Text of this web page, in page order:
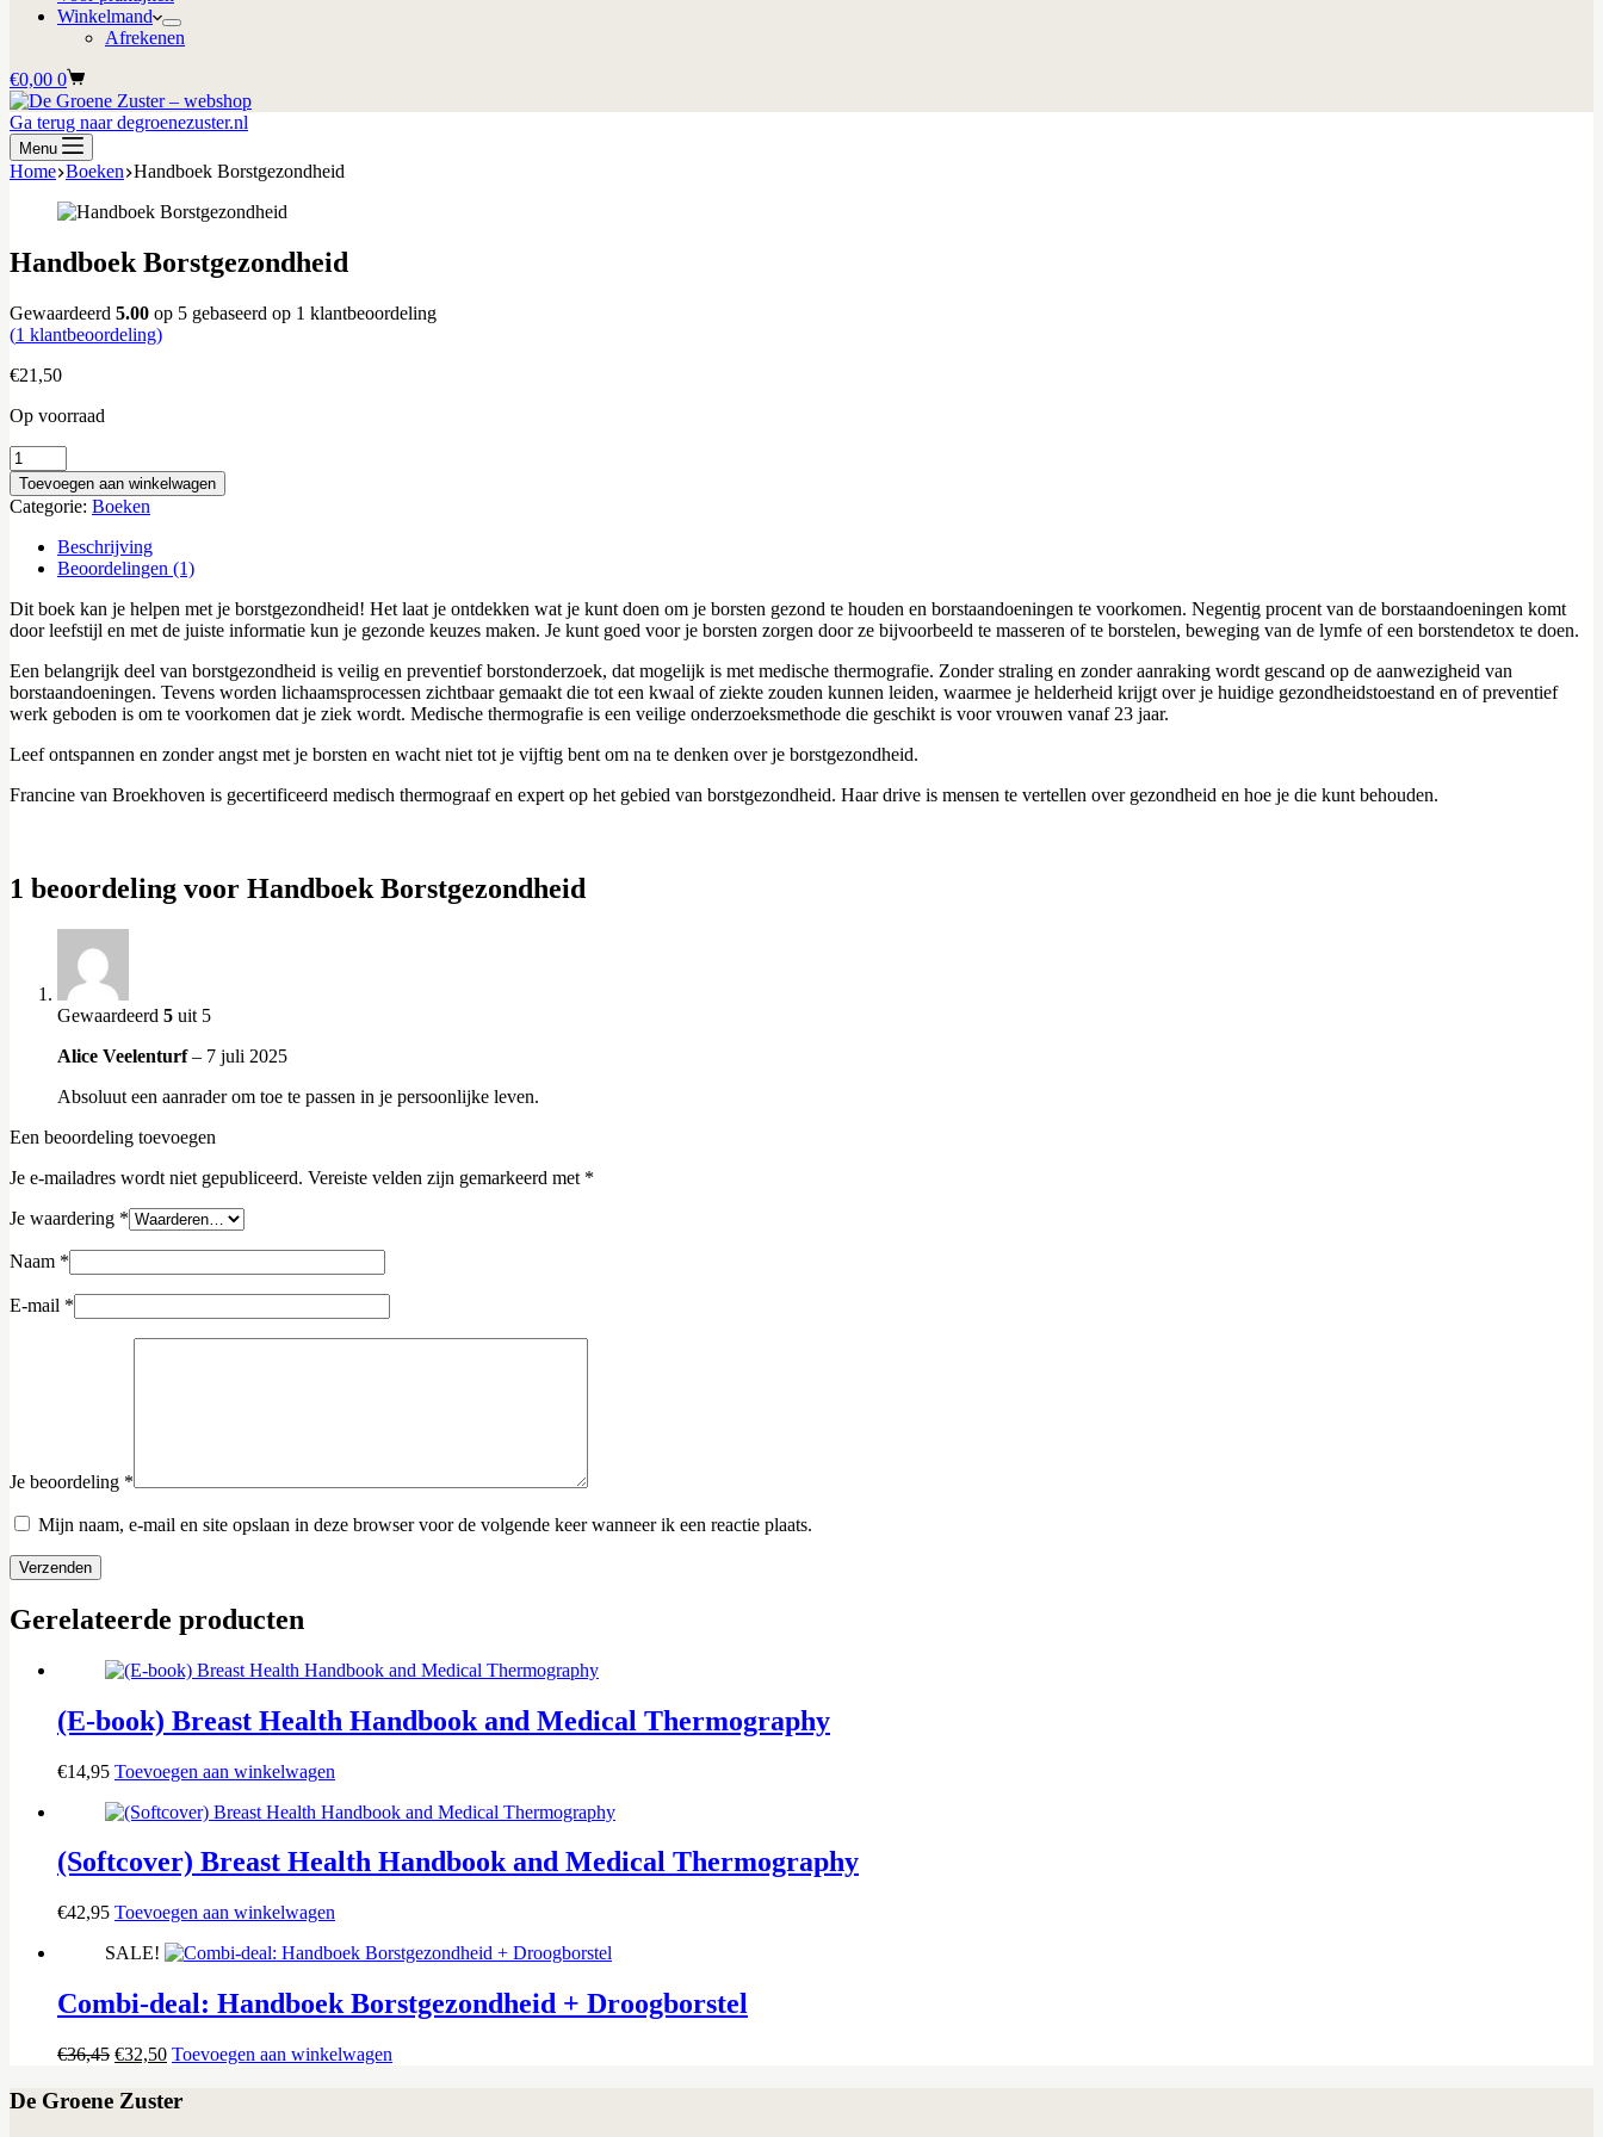
Winkelmand
Afrekenen
Winkelwagen
€0,00 0
Ga terug naar degroenezuster.nl
Menu
Home Boeken Handboek Borstgezondheid
Handboek Borstgezondheid
Gewaardeerd 5.00 op 5 gebaseerd op 1 klantbeoordeling
(1 klantbeoordeling)
€21,50
Op voorraad
Handboek
Borstgezondheid
aantal
Toevoegen aan winkelwagen
Categorie: Boeken
Beschrijving
Beoordelingen (1)
Dit boek kan je helpen met je borstgezondheid! Het laat je ontdekken wat je kunt doen om je borsten gezond te houden en borstaandoeningen te voorkomen. Negentig procent van de borstaandoeningen komt
door leefstijl en met de juiste informatie kun je gezonde keuzes maken. Je kunt goed voor je borsten zorgen door ze bijvoorbeeld te masseren of te borstelen, beweging van de lymfe of een borstendetox te doen.
Een belangrijk deel van borstgezondheid is veilig en preventief borstonderzoek, dat mogelijk is met medische thermografie. Zonder straling en zonder aanraking wordt gescand op de aanwezigheid van
borstaandoeningen. Tevens worden lichaamsprocessen zichtbaar gemaakt die tot een kwaal of ziekte zouden kunnen leiden, waarmee je helderheid krijgt over je huidige gezondheidstoestand en of preventief
werk geboden is om te voorkomen dat je ziek wordt. Medische thermografie is een veilige onderzoeksmethode die geschikt is voor vrouwen vanaf 23 jaar.
Leef ontspannen en zonder angst met je borsten en wacht niet tot je vijftig bent om na te denken over je borstgezondheid.
Francine van Broekhoven is gecertificeerd medisch thermograaf en expert op het gebied van borstgezondheid. Haar drive is mensen te vertellen over gezondheid en hoe je die kunt behouden.
1 beoordeling voor Handboek Borstgezondheid
Gewaardeerd 5 uit 5
Alice Veelenturf– 7 juli 2025
Absoluut een aanrader om toe te passen in je persoonlijke leven.
Een beoordeling toevoegen
Je e-mailadres wordt niet gepubliceerd. Vereiste velden zijn gemarkeerd met *
Je waardering *
Naam *
E-mail *
Je beoordeling *
Mijn naam, e-mail en site opslaan in deze browser voor de volgende keer wanneer ik een reactie plaats.
Verzenden
Gerelateerde producten
(E-book) Breast Health Handbook and Medical Thermography
€14,95 Toevoegen aan winkelwagen
(Softcover) Breast Health Handbook and Medical Thermography
€42,95 Toevoegen aan winkelwagen
SALE!
Combi-deal: Handboek Borstgezondheid + Droogborstel
€36,45 Oorspronkelijke
was:
€32,50Huidige
is:
Toevoegen aan winkelwagen
De Groene Zuster